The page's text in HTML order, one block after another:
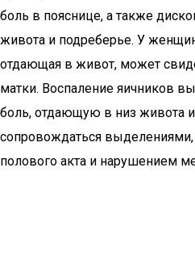
боль в пояснице, а также
живота и подреберье. У
отдающая в живот, может
матки. Воспаление яичников
боль, отдающую в низ живота
сопровождаться
полового акта и нарушением